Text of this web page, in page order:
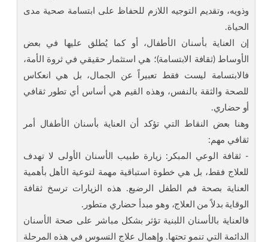
وذويه، وتقديم التوجيه اللازم للحفاظ على ابتسامة صحية مدى
الحياة.
إن العناية بأسنان الأطفال، أو كما يُطلق عليها في بعض
الأوساط (ثقافة الابتسامة)؛ هي استثمار حقيقي في ثروة الأمة،
فالابتسامة ليست فقط تعبيراً عن الجمال، بل هي انعكاس
للصحة والثقة بالنفس، وهذه القيم هي أساس أي تطور ثقافي
أو حضاري.
وهنا بعض النقاط التي تؤكد أن العناية بأسنان الأطفال أمر
ثقافي مهم:
- ثقافة الوعي المبكر: زيارة طبيب الأسنان الأولى لا تهدف
للعلاج فقط، بل هي خطوة استباقية مهمة لتوعية الأهل بأهمية
العناية بصحة فم الطفل الرضيع. هذه الزيارات ترسخ ثقافة
الوقاية بدلاً من العلاج، وهو مبدأ حضاري متطور.
فالعناية بالأسنان اللبنية تؤثر بشكل مباشر على صحة الأسنان
الدائمة التي تنمو تحتها. وإهمال علاج التسوس في هذه المرحلة